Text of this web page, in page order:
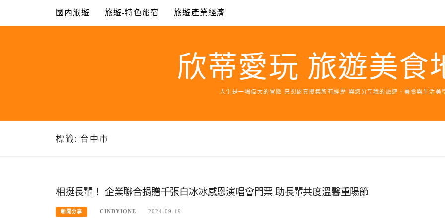
content
國內旅遊 旅遊-特色旅宿 旅遊產業經濟
欣蒂愛玩 旅遊美食
人生是一場偉大的冒險 只想認真搜集所有經歷 與您分享我的旅遊、美食與生活美
標籤: 台中市
相挺長輩！ 企業聯合捐贈千張白冰冰感恩演唱會門票 助長輩共度溫馨重陽節
新聞分享 CINDYIONE 2024-09-19